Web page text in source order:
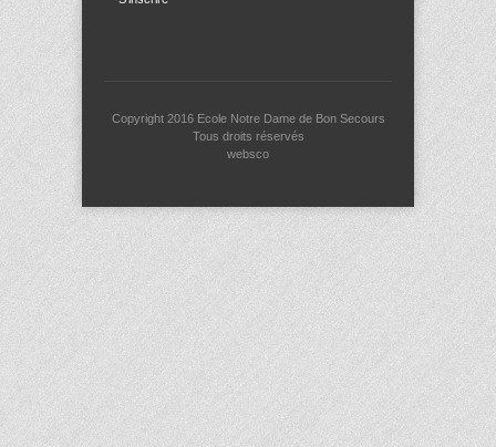
Copyright 2016 Ecole Notre Dame de Bon Secours
Tous droits réservés
websco